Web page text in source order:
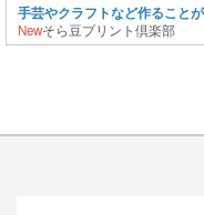
手芸やクラフトなど作ることが
Newそら豆プリント倶楽部